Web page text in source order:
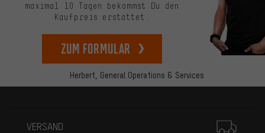
Herbert, General Operations & Services
maximal 10 Tagen bekommst Du den
Kaufpreis erstattet.
zum Formular
VERSAND